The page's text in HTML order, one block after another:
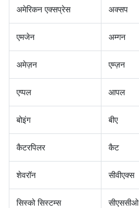
अमेरिकन एक्सप्रेस अक्सप
एमजेन अम्गन
अमेज़न एम्ज़न
एप्पल आपल
बोइंग बीए
कैटरपिलर कैट
शेवरॉन सीवीएक्स
सिस्को सिस्टम्स सीएससीओ